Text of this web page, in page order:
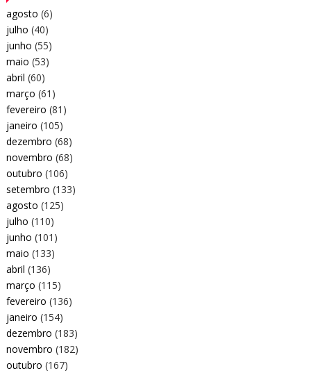
agosto (6)
julho (40)
junho (55)
maio (53)
abril (60)
março (61)
fevereiro (81)
janeiro (105)
dezembro (68)
novembro (68)
outubro (106)
setembro (133)
agosto (125)
julho (110)
junho (101)
maio (133)
abril (136)
março (115)
fevereiro (136)
janeiro (154)
dezembro (183)
novembro (182)
outubro (167)